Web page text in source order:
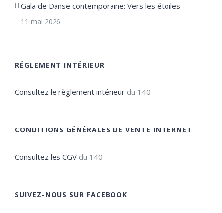
Gala de Danse contemporaine: Vers les étoiles
11 mai 2026
RÉGLEMENT INTÉRIEUR
Consultez le règlement intérieur du 140
CONDITIONS GÉNÉRALES DE VENTE INTERNET
Consultez les CGV du 140
SUIVEZ-NOUS SUR FACEBOOK